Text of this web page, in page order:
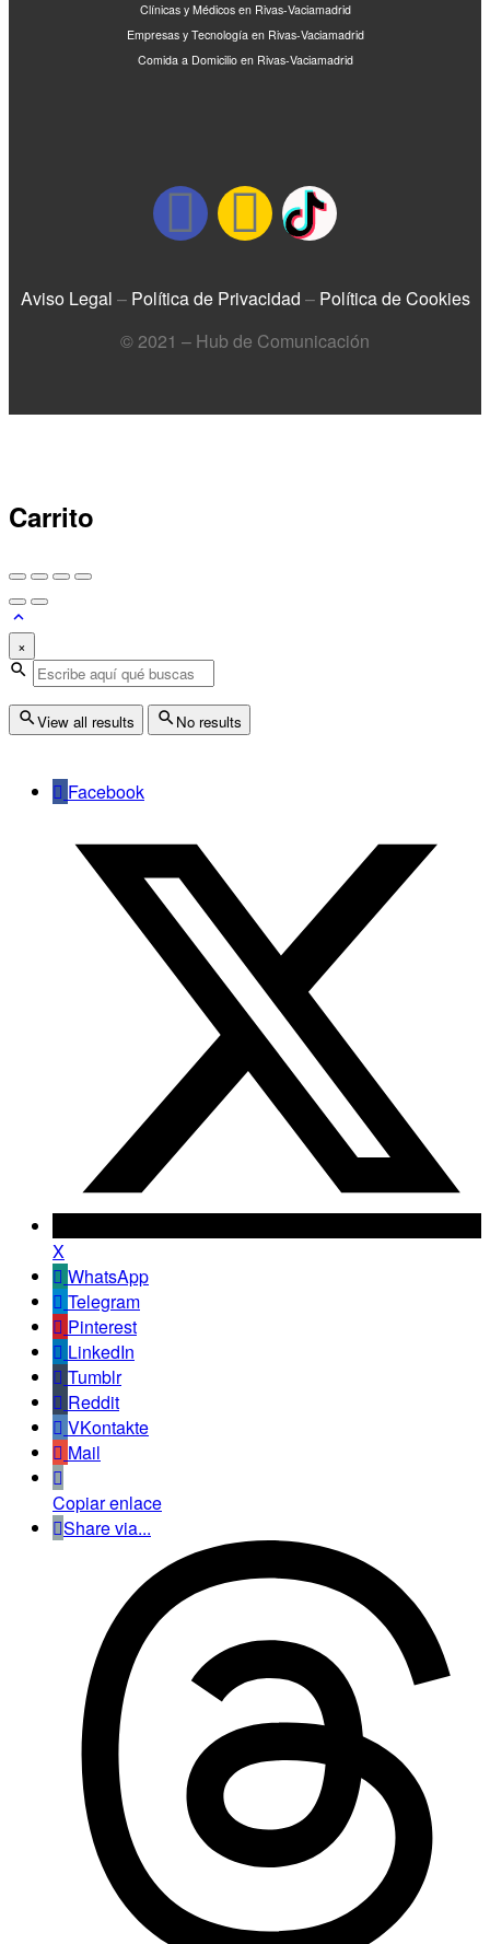
Clínicas y Médicos en Rivas-Vaciamadrid
Empresas y Tecnología en Rivas-Vaciamadrid
Comida a Domicilio en Rivas-Vaciamadrid
Aviso Legal – Política de Privacidad – Política de Cookies
© 2021 – Hub de Comunicación
Carrito
×
View all results No results
Facebook
X
WhatsApp
Telegram
Pinterest
LinkedIn
Tumblr
Reddit
VKontakte
Mail
Copiar enlace
Share via...